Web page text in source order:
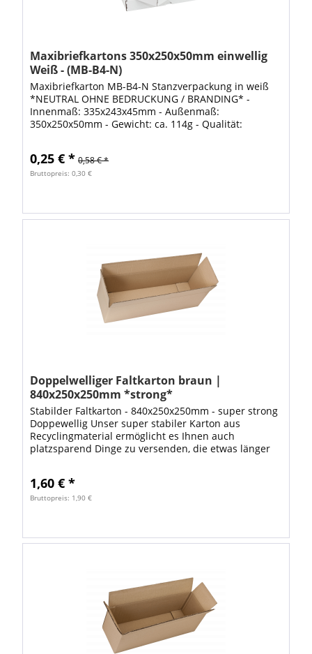
Maxibriefkartons 350x250x50mm einwellig
Weiß - (MB-B4-N)
Maxibriefkarton MB-B4-N Stanzverpackung in weiß
*NEUTRAL OHNE BEDRUCKUNG / BRANDING* -
Innenmaß: 335x243x45mm - Außenmaß:
350x250x50mm - Gewicht: ca. 114g - Qualität:
0,25 € * 0,58 € *
Bruttopreis: 0,30 €
Doppelwelliger Faltkarton braun |
840x250x250mm *strong*
Stabilder Faltkarton - 840x250x250mm - super strong
Doppewellig Unser super stabiler Karton aus
Recyclingmaterial ermöglicht es Ihnen auch
platzsparend Dinge zu versenden, die etwas länger
1,60 € *
Bruttopreis: 1,90 €